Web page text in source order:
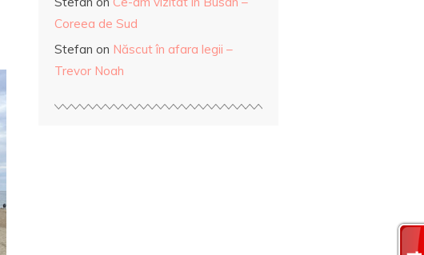
Coreea de Sud
Stefan on Născut în afara legii –
Trevor Noah